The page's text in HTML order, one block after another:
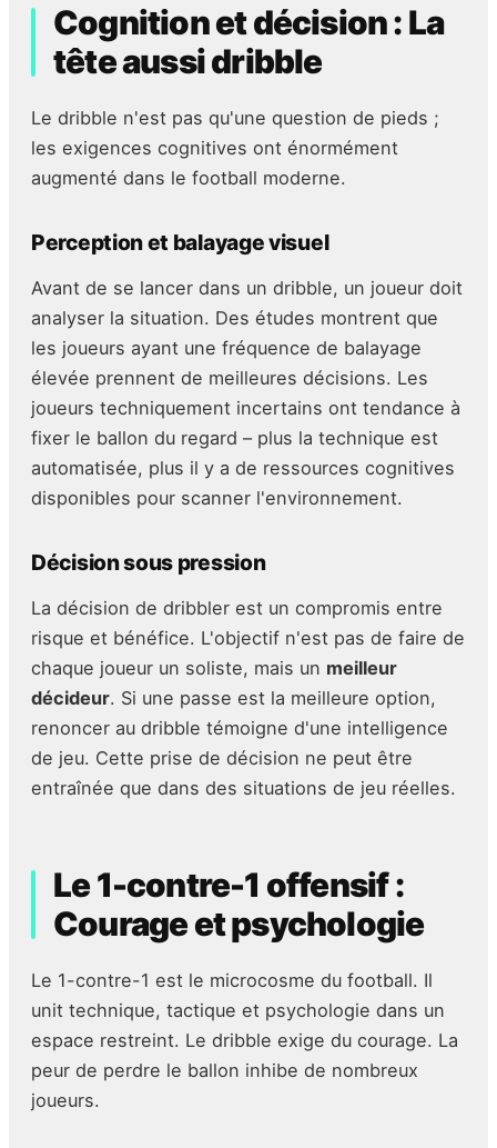
Cognition et décision : La
tête aussi dribble
Le dribble n'est pas qu'une question de pieds ;
les exigences cognitives ont énormément
augmenté dans le football moderne.
Perception et balayage visuel
Avant de se lancer dans un dribble, un joueur doit
analyser la situation. Des études montrent que
les joueurs ayant une fréquence de balayage
élevée prennent de meilleures décisions. Les
joueurs techniquement incertains ont tendance à
fixer le ballon du regard – plus la technique est
automatisée, plus il y a de ressources cognitives
disponibles pour scanner l'environnement.
Décision sous pression
La décision de dribbler est un compromis entre
risque et bénéfice. L'objectif n'est pas de faire de
chaque joueur un soliste, mais un meilleur
décideur. Si une passe est la meilleure option,
renoncer au dribble témoigne d'une intelligence
de jeu. Cette prise de décision ne peut être
entraînée que dans des situations de jeu réelles.
Le 1-contre-1 offensif :
Courage et psychologie
Le 1-contre-1 est le microcosme du football. Il
unit technique, tactique et psychologie dans un
espace restreint. Le dribble exige du courage. La
peur de perdre le ballon inhibe de nombreux
joueurs.